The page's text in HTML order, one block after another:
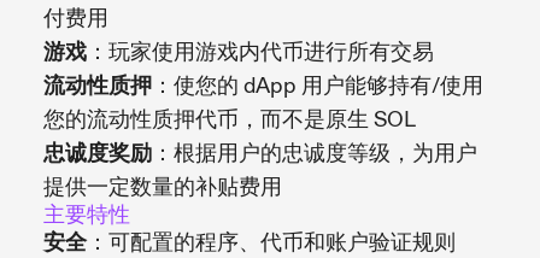
付费用
游戏 ：玩家使用游戏内代币进行所有交易
流动性质押 ：使您的 dApp 用户能够持有/使用
您的流动性质押代币，而不是原生 SOL
忠诚度奖励 ：根据用户的忠诚度等级，为用户
提供一定数量的补贴费用
主要特性
安全：可配置的程序、代币和账户验证规则